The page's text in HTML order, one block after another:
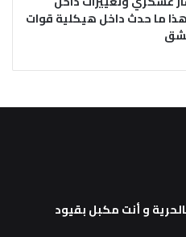
ما حدث داخل هيكلية قوات
و أنت مكبل بقيود